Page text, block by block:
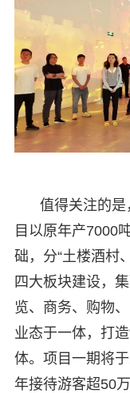
值得关注的
目以原年产7000
础，分“土楼酒村
四大板块建设，
览、商务、购物
业态于一体，打
体。项目一期将
年接待游客超50